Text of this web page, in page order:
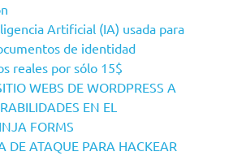
Artificial (IA) usada para
de identidad
reales por sólo 15$
WEBS DE WORDPRESS A
EN EL
FORMS
DE ATAQUE PARA HACKEAR